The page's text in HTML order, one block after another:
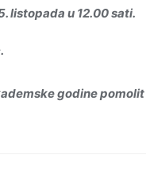
listopada u 12.00 sati.
godine